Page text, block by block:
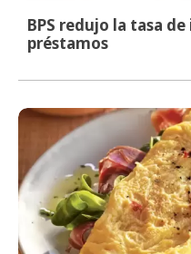
BPS redujo la tasa
préstamos